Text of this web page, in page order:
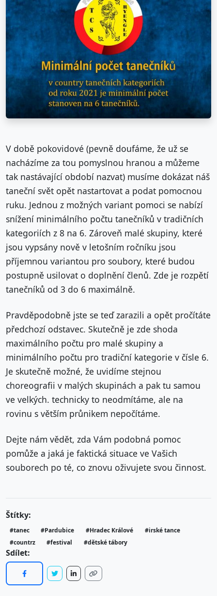
V době pokovidové (pevně doufáme, že už se
nacházíme za tou pomyslnou hranou a můžeme
tak nastávající období nazvat) musíme dokázat náš
taneční svět opět nastartovat a podat pomocnou
ruku. Jednou z možných variant pomoci se nabízí
snížení minimálního počtu tanečníků v tradičních
kategoriích z 8 na 6. Zároveň malé skupiny, které
jsou vypsány nově v letošním ročníku jsou
příjemnou variantou pro soubory, které budou
postupně usilovat o doplnění členů. Zde je rozpětí
tanečníků od 3 do 6 maximálně.
Pravděpodobně jste se teď zarazili a opět pročítáte
předchozí odstavec. Skutečně je zde shoda
maximálního počtu pro malé skupiny a
minimálního počtu pro tradiční kategorie v čísle 6.
Je skutečně možné, že uvidíme stejnou
choreografii v malých skupinách a pak tu samou
ve velkých. technicky to neodmítáme, ale na
rovinu s větším průnikem nepočítáme.
Dejte nám vědět, zda Vám podobná pomoc
pomůže a jaká je faktická situace ve Vašich
souborech po té, co znovu oživujete svou činnost.
Štítky:
#tanec #Pardubice #Hradec Králové
#irské tance
#countrz
#festival #dětské tábory
Sdílet: